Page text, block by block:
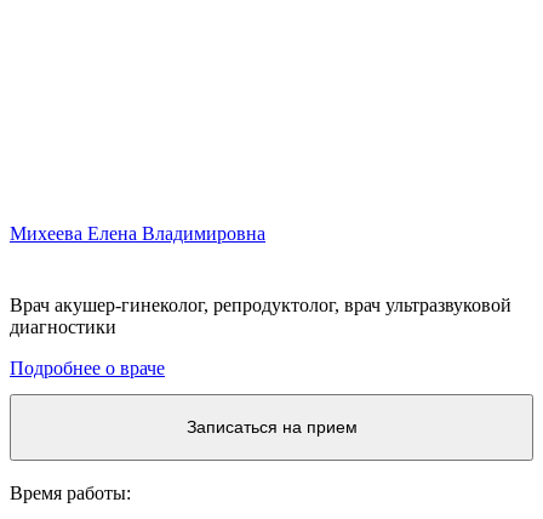
Михеева Елена Владимировна
Врач акушер-гинеколог, репродуктолог, врач ультразвуковой
диагностики
Подробнее о враче
Записаться на прием
Время работы: